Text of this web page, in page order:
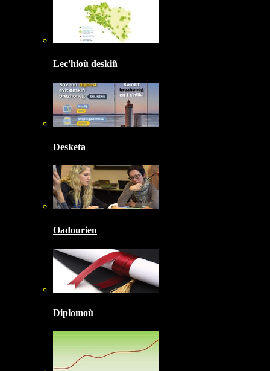
Lec'hioù deskiñ
Desketa
Oadourien
Diplomoù